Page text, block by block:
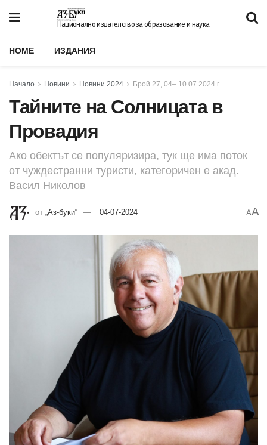
Национално издателство за образование и наука
HOME ИЗДАНИЯ
Начало Новини Новини 2024 Брой 27, 04– 10.07.2024 г.
Тайните на Солницата в
Провадия
Ако обектът се популяризира, тук ще има поток
от чуждестранни туристи, категоричен е акад.
Васил Николов
от „Аз-буки“ 04-07-2024 AA